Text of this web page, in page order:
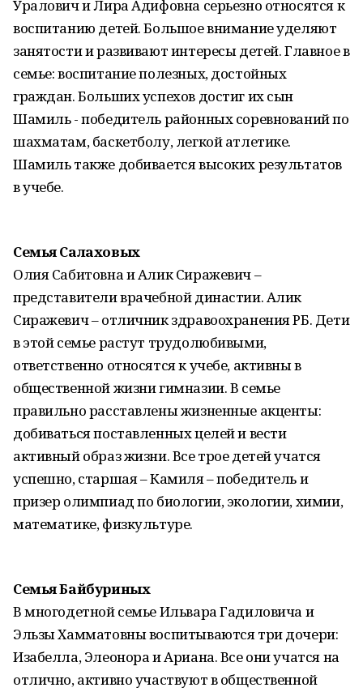
Уралович и Лира Адифовна серьезно относятся к
воспитанию детей. Большое внимание уделяют
занятости и развивают интересы детей. Главное в
семье: воспитание полезных, достойных
граждан. Больших успехов достиг их сын
Шамиль - победитель районных соревнований по
шахматам, баскетболу, легкой атлетике.
Шамиль также добивается высоких результатов
в учебе.
Семья Салаховых
Олия Сабитовна и Алик Сиражевич –
представители врачебной династии. Алик
Сиражевич – отличник здравоохранения РБ. Дети
в этой семье растут трудолюбивыми,
ответственно относятся к учебе, активны в
общественной жизни гимназии. В семье
правильно расставлены жизненные акценты:
добиваться поставленных целей и вести
активный образ жизни. Все трое детей учатся
успешно, старшая – Камиля – победитель и
призер олимпиад по биологии, экологии, химии,
математике, физкультуре.
Семья Байбуриных
В многодетной семье Ильвара Гадиловича и
Эльзы Хамматовны воспитываются три дочери:
Изабелла, Элеонора и Ариана. Все они учатся на
отлично, активно участвуют в общественной